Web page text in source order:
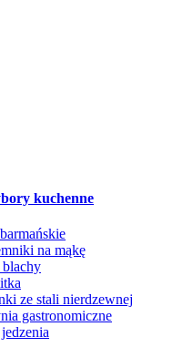
kuchenne
na mąkę
ze stali nierdzewnej
gastronomiczne